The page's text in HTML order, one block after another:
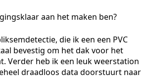
aan het maken ben?
die ik een een PVC
bevestig om het dak voor het
Verder heb ik een leuk weerstation
draadloos data doorstuurt naar